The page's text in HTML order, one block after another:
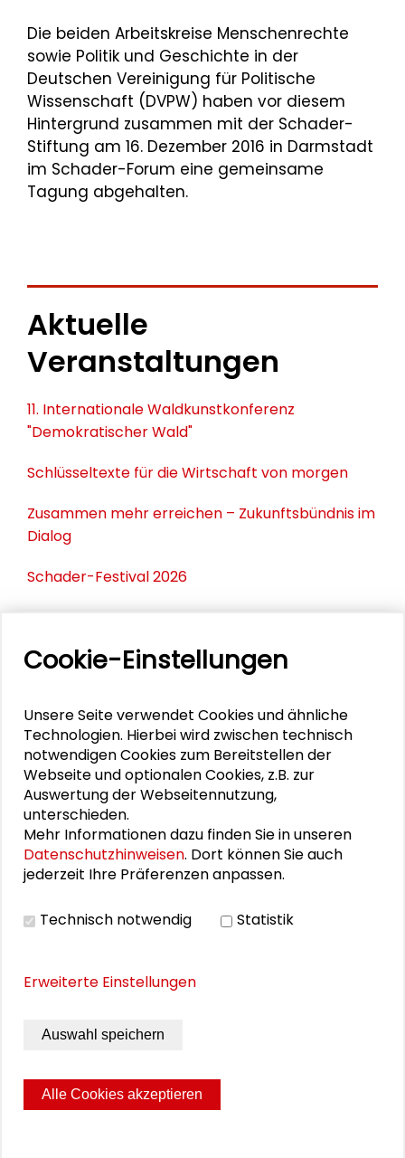
Die beiden Arbeitskreise Menschenrechte
sowie Politik und Geschichte in der
Deutschen Vereinigung für Politische
Wissenschaft (DVPW) haben vor diesem
Hintergrund zusammen mit der Schader-
Stiftung am 16. Dezember 2016 in Darmstadt
im Schader-Forum eine gemeinsame
Tagung abgehalten.
Aktuelle
Veranstaltungen
11. Internationale Waldkunstkonferenz
"Demokratischer Wald"
Schlüsseltexte für die Wirtschaft von morgen
Zusammen mehr erreichen – Zukunftsbündnis im
Dialog
Schader-Festival 2026
25. Runder Tisch Wissenschaftsstadt Darmstadt
Kirsten Mensch
DOWNLOADS
Programm - Menschenrechte als
Call for Papers (PDF)
Menschenrechte - Tagung 16.12.16
Cookie-Einstellungen
Unsere Seite verwendet Cookies und ähnliche
Technologien. Hierbei wird zwischen technisch
notwendigen Cookies zum Bereitstellen der
Webseite und optionalen Cookies, z.B. zur
Auswertung der Webseitennutzung,
unterschieden.
Mehr Informationen dazu finden Sie in unseren
Datenschutzhinweisen. Dort können Sie auch
jederzeit Ihre Präferenzen anpassen.
Technisch notwendig Statistik
Erweiterte Einstellungen
Auswahl speichern
Alle Cookies akzeptieren